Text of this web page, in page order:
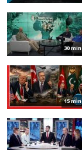
30 min
15 min